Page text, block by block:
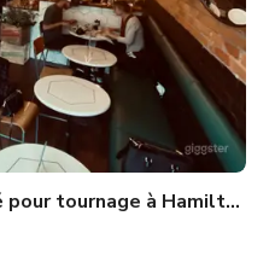
tournage à Hamilton